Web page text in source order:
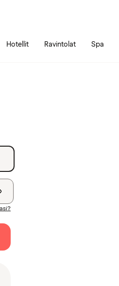
Hotellit Ravintolat Spa